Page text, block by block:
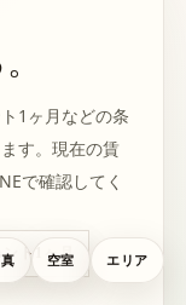
空室 エリア
1ヶ月などの条
す。現在の賃
で確認してく
ント1ヶ月